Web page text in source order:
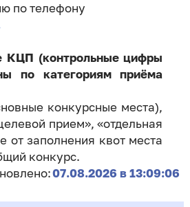
по телефону
КЦП (контрольные цифры
по категориям приёма
конкурсные места),
прием», «отдельная
от заполнения квот места
конкурс.
07.08.2026 в 13:09:06